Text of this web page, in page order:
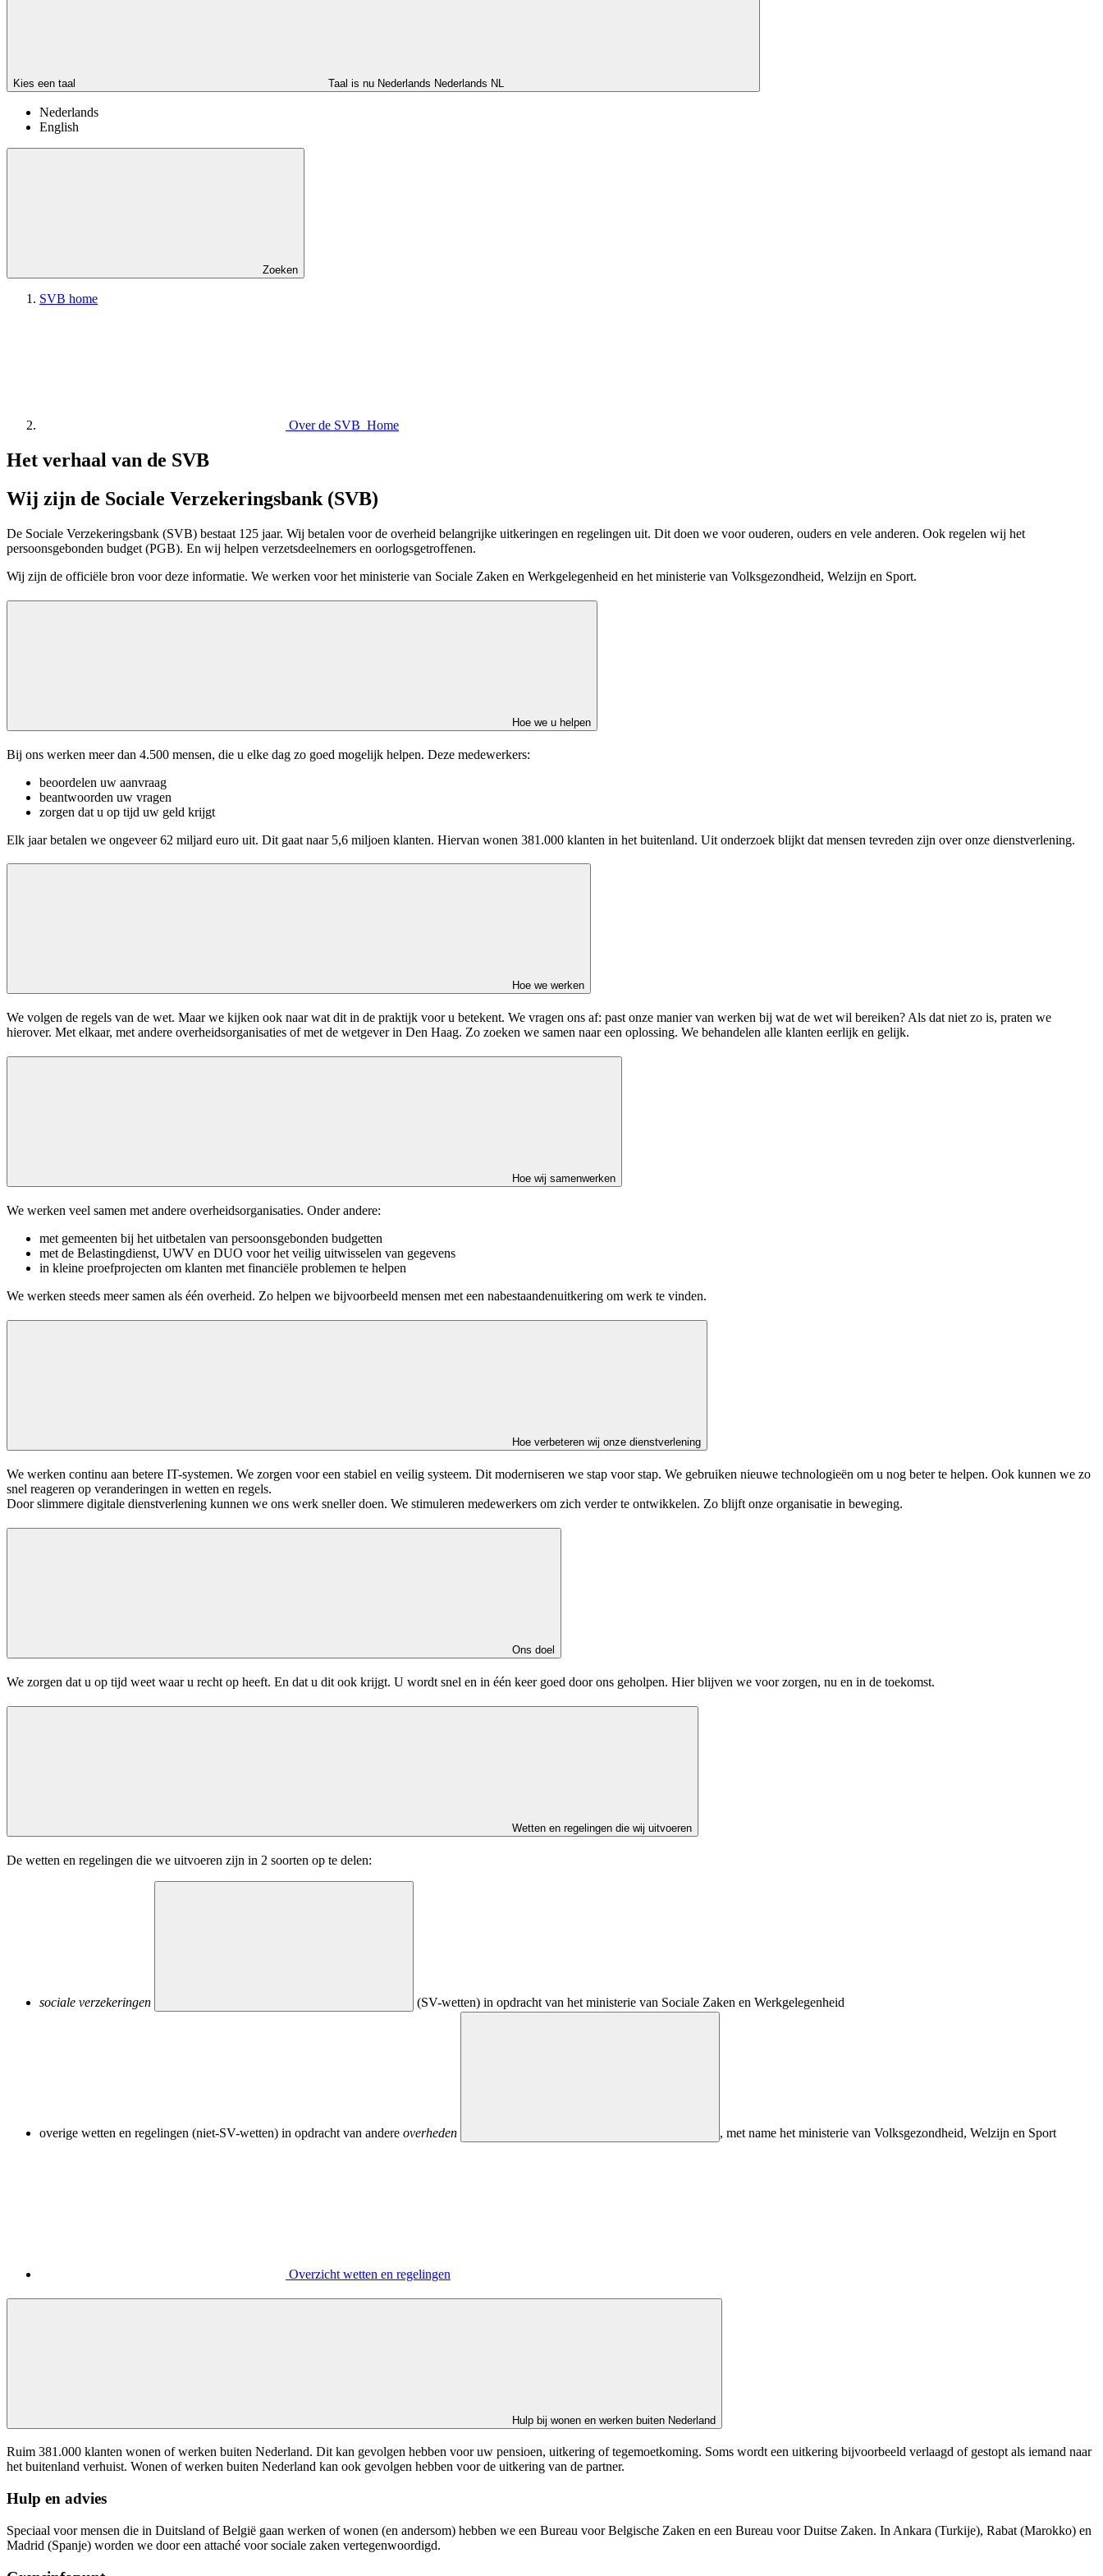
Kies een taal Taal is nu Nederlands Nederlands NL
Nederlands
English
Zoeken
SVB home
Over de SVB Home
Het verhaal van de SVB
Wij zijn de Sociale Verzekeringsbank (SVB)
De Sociale Verzekeringsbank (SVB) bestaat 125 jaar. Wij betalen voor de overheid belangrijke uitkeringen en regelingen uit. Dit doen we voor ouderen, ouders en vele anderen. Ook regelen wij het
persoonsgebonden budget (PGB). En wij helpen verzetsdeelnemers en oorlogsgetroffenen.
Wij zijn de officiële bron voor deze informatie. We werken voor het ministerie van Sociale Zaken en Werkgelegenheid en het ministerie van Volksgezondheid, Welzijn en Sport.
Hoe we u helpen
Bij ons werken meer dan 4.500 mensen, die u elke dag zo goed mogelijk helpen. Deze medewerkers:
beoordelen uw aanvraag
beantwoorden uw vragen
zorgen dat u op tijd uw geld krijgt
Elk jaar betalen we ongeveer 62 miljard euro uit. Dit gaat naar 5,6 miljoen klanten. Hiervan wonen 381.000 klanten in het buitenland. Uit onderzoek blijkt dat mensen tevreden zijn over onze dienstverlening.
Hoe we werken
We volgen de regels van de wet. Maar we kijken ook naar wat dit in de praktijk voor u betekent. We vragen ons af: past onze manier van werken bij wat de wet wil bereiken? Als dat niet zo is, praten we
hierover. Met elkaar, met andere overheidsorganisaties of met de wetgever in Den Haag. Zo zoeken we samen naar een oplossing. We behandelen alle klanten eerlijk en gelijk.
Hoe wij samenwerken
We werken veel samen met andere overheidsorganisaties. Onder andere:
met gemeenten bij het uitbetalen van persoonsgebonden budgetten
met de Belastingdienst, UWV en DUO voor het veilig uitwisselen van gegevens
in kleine proefprojecten om klanten met financiële problemen te helpen
We werken steeds meer samen als één overheid. Zo helpen we bijvoorbeeld mensen met een nabestaandenuitkering om werk te vinden.
Hoe verbeteren wij onze dienstverlening
We werken continu aan betere IT-systemen. We zorgen voor een stabiel en veilig systeem. Dit moderniseren we stap voor stap. We gebruiken nieuwe technologieën om u nog beter te helpen. Ook kunnen we zo
snel reageren op veranderingen in wetten en regels.
Door slimmere digitale dienstverlening kunnen we ons werk sneller doen. We stimuleren medewerkers om zich verder te ontwikkelen. Zo blijft onze organisatie in beweging.
Ons doel
We zorgen dat u op tijd weet waar u recht op heeft. En dat u dit ook krijgt. U wordt snel en in één keer goed door ons geholpen. Hier blijven we voor zorgen, nu en in de toekomst.
Wetten en regelingen die wij uitvoeren
De wetten en regelingen die we uitvoeren zijn in 2 soorten op te delen:
sociale verzekeringen (SV-wetten) in opdracht van het ministerie van Sociale Zaken en Werkgelegenheid
overige wetten en regelingen (niet-SV-wetten) in opdracht van andere overheden , met name het ministerie van Volksgezondheid, Welzijn en Sport
Overzicht wetten en regelingen
Hulp bij wonen en werken buiten Nederland
Ruim 381.000 klanten wonen of werken buiten Nederland. Dit kan gevolgen hebben voor uw pensioen, uitkering of tegemoetkoming. Soms wordt een uitkering bijvoorbeeld verlaagd of gestopt als iemand naar
het buitenland verhuist. Wonen of werken buiten Nederland kan ook gevolgen hebben voor de uitkering van de partner.
Hulp en advies
Speciaal voor mensen die in Duitsland of België gaan werken of wonen (en andersom) hebben we een Bureau voor Belgische Zaken en een Bureau voor Duitse Zaken. In Ankara (Turkije), Rabat (Marokko) en
Madrid (Spanje) worden we door een attaché voor sociale zaken vertegenwoordigd.